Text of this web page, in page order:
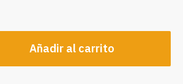
Añadir al carrito